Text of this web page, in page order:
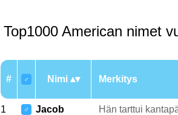
Top1000 American nimet
# ♂ Nimi Merkitys
1 ♂ Jacob Hän tarttui